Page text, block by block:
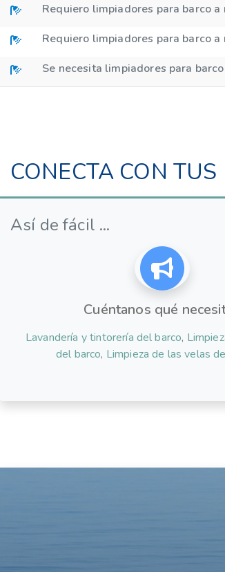
Requiero limpiadores para barco a
Requiero limpiadores para barco a
Se necesita limpiadores para
CONECTA CON TUS
Así de fácil ...
Cuéntanos qué
Lavandería y tintorería del barco,
del barco, Limpieza de las velas